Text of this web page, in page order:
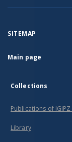
SITEMAP
Main page
Collections
Publications of
Library